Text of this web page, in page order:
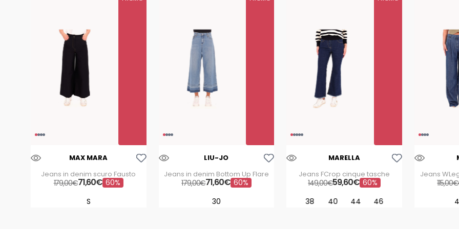
MAX MARA
Jeans in denim scuro Fausto
179,00€71,60€ 60%
S
LIU-JO
Jeans in denim Bottom Up Flare
179,00€71,60€ 60%
30
MARELLA
Jeans FCrop cinque tasche
149,00€59,60€ 60%
38
40 44 46
Jeans
115,00€